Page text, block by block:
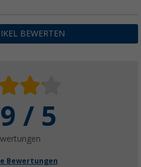
BEWERTEN
/ 5
Bewertungen